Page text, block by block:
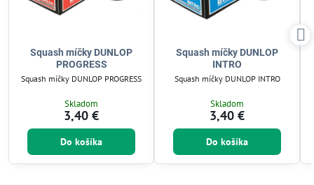
Squash míčky DUNLOP
PROGRESS
Squash míčky DUNLOP PROGRESS
Skladom
3,40 €
Do košíka
Squash míčky DUNLOP
INTRO
Squash míčky DUNLOP INTRO
Skladom
3,40 €
Do košíka